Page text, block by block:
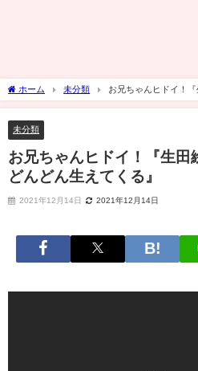
ホーム 未分類
お兄ちゃんヒドイ！
えてくる』
未分類
お兄ちゃんヒドイ！『生田
どんどん生えてくる』
2021年12月14日 2021年12月14日